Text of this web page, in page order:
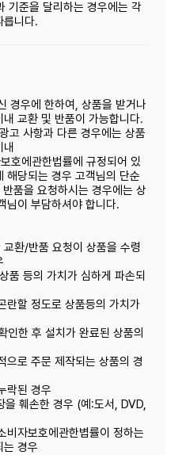
기준을 달리하는 경우에는 각
릅니다.
경우에 한하여, 상품을 받거나
교환 및 반품이 가능합니다.
고 사항과 다른 경우에는 상품
호에관한법률에 규정되어 있
해당되는 경우 고객님의 단순
품을 요청하시는 경우에는 상
님이 부담하셔야 합니다.
환/반품 요청이 상품을 수령
품 등의 가치가 심하게 파손되
란할 정도로 상품등의 가치가
인한 후 설치가 완료된 상품의
으로 주문 제작되는 상품의 경
락된 경우
을 훼손한 경우 (예:도서, DVD,
비자보호에관한볍률이 정하는
는 경우